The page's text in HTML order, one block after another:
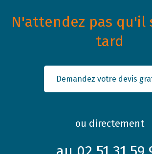
N'attendez pas qu'il
tard
Demandez votre devis
ou directement